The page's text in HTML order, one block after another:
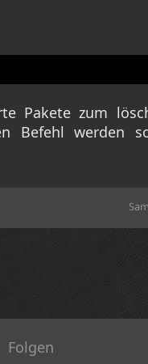
Pakete zum
Befehl werden
Folgen